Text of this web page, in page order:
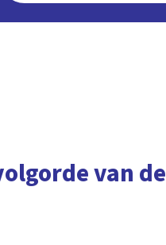
van de